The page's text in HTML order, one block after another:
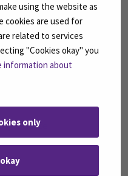
using the website as
cookies are used for
related to services
"Cookies okay" you
information about
only
Oy:n yleiset